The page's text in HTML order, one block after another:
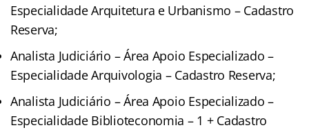
Especialidade Arquitetura e Urbanismo – Cadastro
Reserva;
Analista Judiciário – Área Apoio Especializado –
Especialidade Arquivologia – Cadastro Reserva;
Analista Judiciário – Área Apoio Especializado –
Especialidade Biblioteconomia – 1 + Cadastro